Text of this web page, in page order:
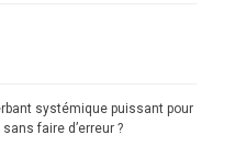
systémique puissant pour
faire d’erreur ?